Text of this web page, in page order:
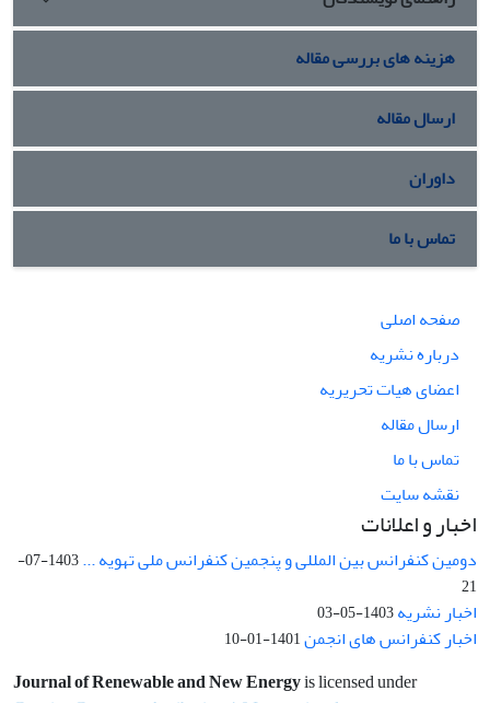
هزینه های بررسی مقاله
ارسال مقاله
داوران
تماس با ما
صفحه اصلی
درباره نشریه
اعضای هیات تحریریه
ارسال مقاله
تماس با ما
نقشه سایت
اخبار و اعلانات
دومین کنفرانس بین المللی و پنجمین کنفرانس ملی تهویه ...
1403-07-
21
اخبار نشریه1403-05-03
اخبار کنفرانس های انجمن1401-01-10
Journal of Renewable and New Energyis licensed under